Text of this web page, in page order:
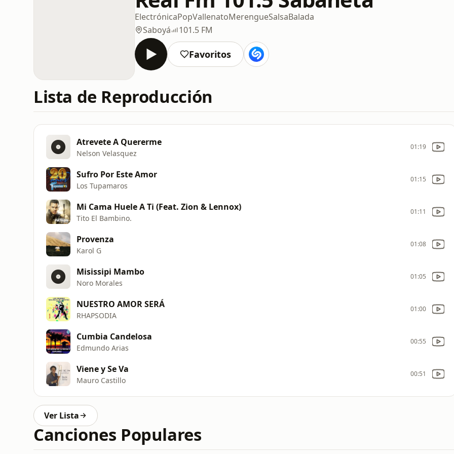
ElectrónicaPopVallenatoMerengueSalsaBalada
Saboyá
101.5 FM
Favoritos
Lista de Reproducción
Atrevete A Quererme
Nelson Velasquez
01:19
Sufro Por Este Amor
Los Tupamaros
01:15
Mi Cama Huele A Ti (Feat. Zion & Lennox)
Tito El Bambino.
01:11
Provenza
Karol G
01:08
Misissipi Mambo
Noro Morales
01:05
NUESTRO AMOR SERÁ
RHAPSODIA
01:00
Cumbia Candelosa
Edmundo Arias
00:55
Viene y Se Va
Mauro Castillo
00:51
Ver Lista
Canciones Populares